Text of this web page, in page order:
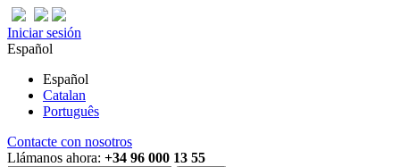
Iniciar sesión
Español
Español
Catalan
Português
Contacte con nosotros
Llámanos ahora: +34 96 000 13 55